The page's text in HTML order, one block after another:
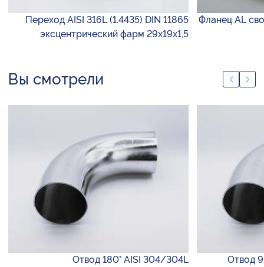
Переход AISI 316L (1.4435) DIN 11865
эксцентрический фарм 29х19х1,5
Фланец AL
Вы смотрели
Отвод 180° AISI 304/304L
Отвод